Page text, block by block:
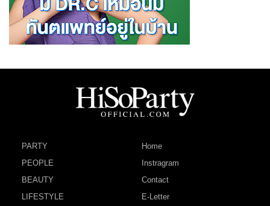
PARTY
PEOPLE
BEAUTY
LIFESTYLE
Home
Instragram
Contact
E-Letter